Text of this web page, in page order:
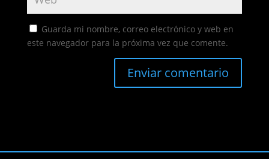
Guarda mi nombre, correo electrónico y web en
este navegador para la próxima vez que comente.